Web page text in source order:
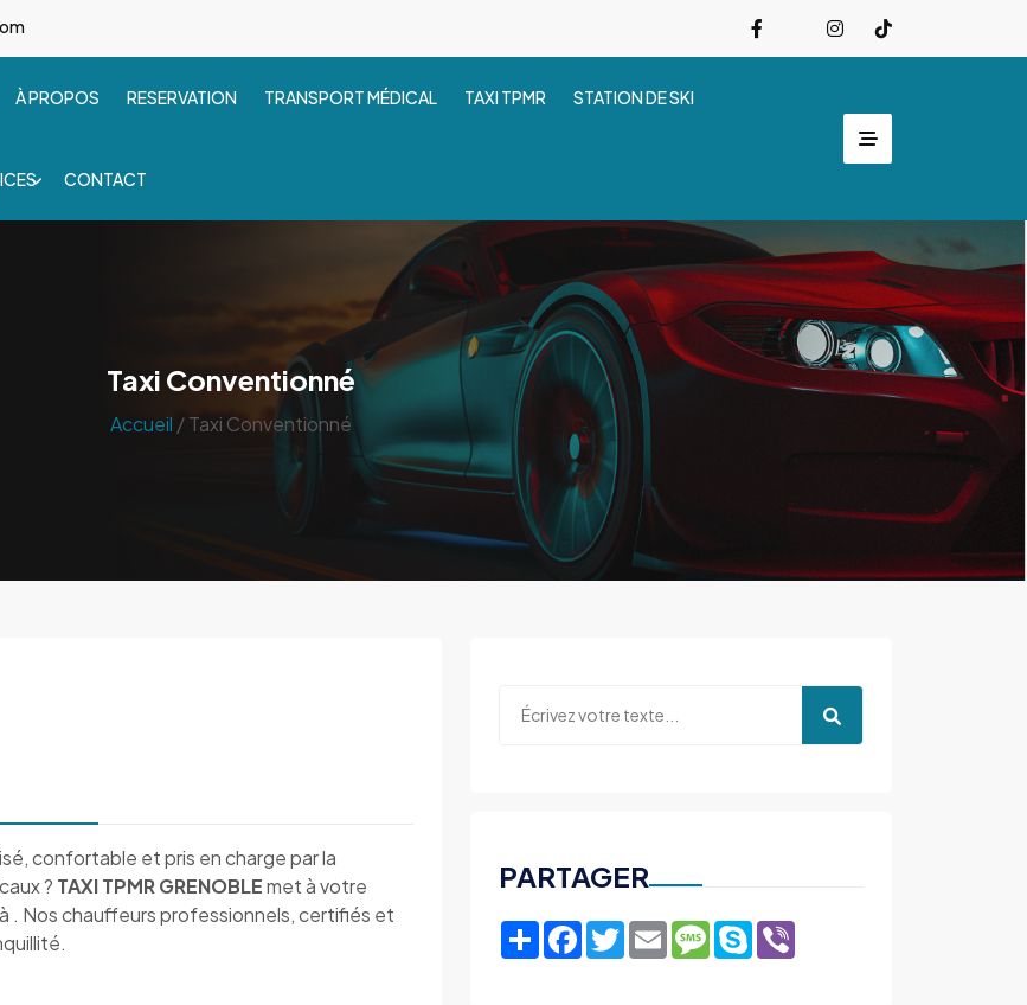
À PROPOS RESERVATION TRANSPORT MÉDICAL TAXI TPMR STATION DE SKI
CONTACT
Taxi Conventionné
Accueil / Taxi Conventionné
confortable et pris en charge par la
? TAXI TPMR GRENOBLEmet à votre
à . Nos chauffeurs professionnels, certifiés et
PARTAGER
ShareFacebook
TwitterEmailMessage
Skype